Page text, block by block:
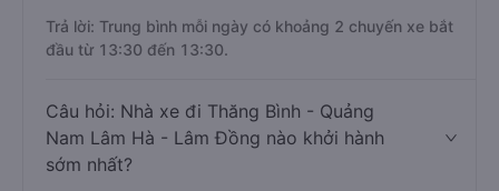
Trả lời: Trung bình mỗi ngày có khoảng 2 chuyến xe bắt
đầu từ 13:30 đến 13:30.
Câu hỏi: Nhà xe đi Thăng Bình - Quảng
Nam Lâm Hà - Lâm Đồng nào khởi hành
sớm nhất?